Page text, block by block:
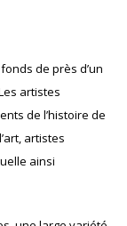
de près d’un
artistes
de l’histoire de
artistes
ainsi